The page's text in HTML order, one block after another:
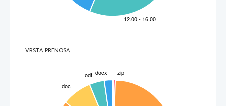
VRSTA PRENOSA